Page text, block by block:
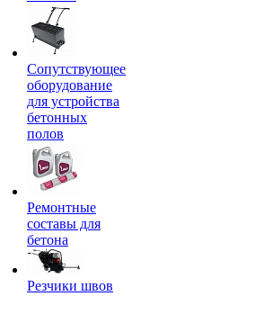
Сопутствующее
оборудование
для устройства
бетонных
полов
Ремонтные
составы для
бетона
Резчики швов